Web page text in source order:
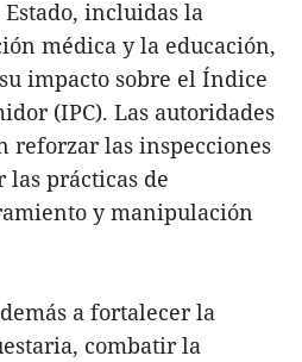
incluidas la
médica y la educación,
impacto sobre el Índice
(IPC). Las autoridades
reforzar las inspecciones
prácticas de
y manipulación
a fortalecer la
combatir la